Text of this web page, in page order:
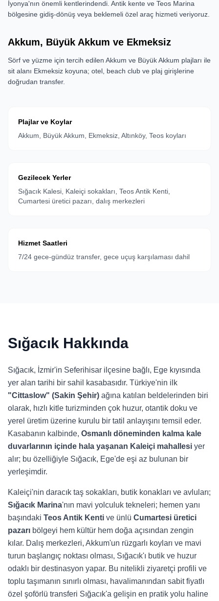
İyonya'nın önemli kentlerindendi. Antik kente ve Teos Marina
bölgesine gidiş-dönüş veya beklemeli özel araç hizmeti veriyoruz.
Akkum, Büyük Akkum ve Ekmeksiz
Sörf ve yüzme için tercih edilen Akkum ve Büyük Akkum plajları ile
sit alanı Ekmeksiz koyuna; otel, beach club ve plaj girişlerine
doğrudan transfer.
Plajlar ve Koylar
Akkum, Büyük Akkum, Ekmeksiz, Altınköy, Teos koyları
Gezilecek Yerler
Sığacık Kalesi, Kaleiçi sokakları, Teos Antik Kenti,
Cumartesi üretici pazarı, dalış merkezleri
Hizmet Saatleri
7/24 gece-gündüz transfer, gece uçuş karşılaması dahil
Sığacık Hakkında
Sığacık, İzmir'in Seferihisar ilçesine bağlı, Ege kıyısında
yer alan tarihi bir sahil kasabasıdır. Türkiye'nin ilk
"Cittaslow" (Sakin Şehir) ağına katılan beldelerinden biri
olarak, hızlı kitle turizminden çok huzur, otantik doku ve
yerel üretim üzerine kurulu bir tatil anlayışını temsil eder.
Kasabanın kalbinde, Osmanlı döneminden kalma kale
duvarlarının içinde hala yaşanan Kaleiçi mahallesi yer
alır; bu özelliğiyle Sığacık, Ege'de eşi az bulunan bir
yerleşimdir.
Kaleiçi'nin daracık taş sokakları, butik konakları ve avluları;
Sığacık Marina'nın mavi yolculuk tekneleri; hemen yanı
başındaki Teos Antik Kenti ve ünlü Cumartesi üretici
pazarı bölgeyi hem kültür hem doğa açısından zengin
kılar. Dalış merkezleri, Akkum'un rüzgarlı koyları ve mavi
turun başlangıç noktası olması, Sığacık'ı butik ve huzur
odaklı bir destinasyon yapar. Bu nitelikli ziyaretçi profili ve
toplu taşımanın sınırlı olması, havalimanından sabit fiyatlı
özel şoförlü transferi Sığacık'a gelişin en pratik yolu haline